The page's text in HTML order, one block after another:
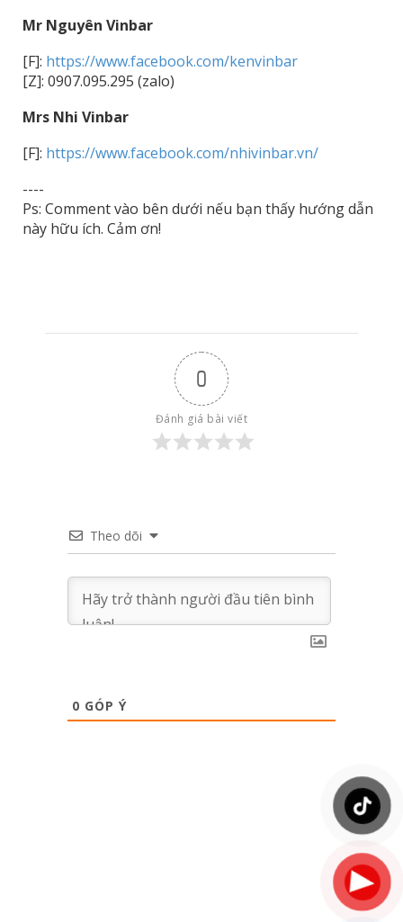
Mr Nguyên Vinbar
[F]: https://www.facebook.com/kenvinbar
[Z]: 0907.095.295 (zalo)
Mrs Nhi Vinbar
[F]: https://www.facebook.com/nhivinbar.vn/
----
Ps: Comment vào bên dưới nếu bạn thấy hướng dẫn
này hữu ích. Cảm ơn!
0
Đánh giá bài viết
Theo dõi
0 GÓP Ý